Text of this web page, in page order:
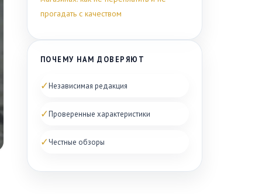
прогадать с качеством
ПОЧЕМУ НАМ ДОВЕРЯЮТ
✓Независимая редакция
✓Проверенные характеристики
✓Честные обзоры